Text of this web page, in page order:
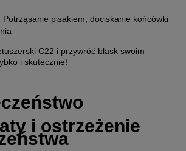
Potrząsanie pisakiem, dociskanie końcówki
C22 i przywróć blask swoim
i skutecznie!
i ostrzeżenie